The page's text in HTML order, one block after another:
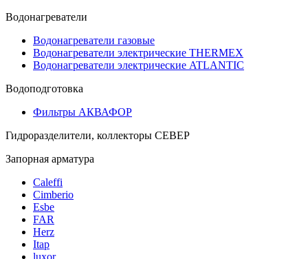
Водонагреватели
Водонагреватели газовые
Водонагреватели электрические THERMEX
Водонагреватели электрические ATLANTIC
Водоподготовка
Фильтры АКВАФОР
Гидроразделители, коллекторы СЕВЕР
Запорная арматура
Caleffi
Cimberio
Esbe
FAR
Herz
Itap
luxor